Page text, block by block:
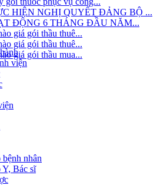
viện
nhân
Bác sĩ
ĐỘNG 6 THÁNG ĐẦU NĂM...
giá gói thầu thuê...
giá gói thầu thuê...
giá gói thầu mua...